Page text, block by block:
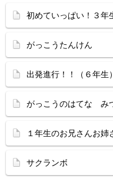
初めていっぱい！３年
がっこうたんけん
出発進行！！（６年生）
がっこうのはてな み
１年生のお兄さんお姉
サクランボ